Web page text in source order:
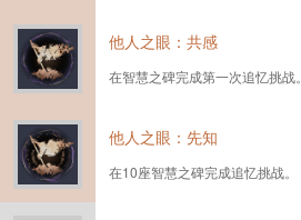
他人之眼：共感
在智慧之碑完成第一次追忆挑战。
他人之眼：先知
在10座智慧之碑完成追忆挑战。